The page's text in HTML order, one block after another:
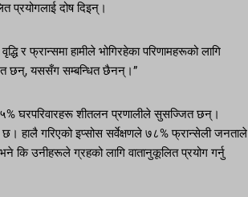
प्रयोगलाई दोष दिइन्।
र फ्रान्समा हामीले भोगिरहेका परिणामहरूको लागि
छन्, यससँग सम्बन्धित छैनन्।”
घरपरिवारहरू शीतलन प्रणालीले सुसज्जित छन्।
छ। हालै गरिएको इप्सोस सर्वेक्षणले ७८% फ्रान्सेली जनताले
कि उनीहरूले ग्रहको लागि वातानुकूलित प्रयोग गर्नु